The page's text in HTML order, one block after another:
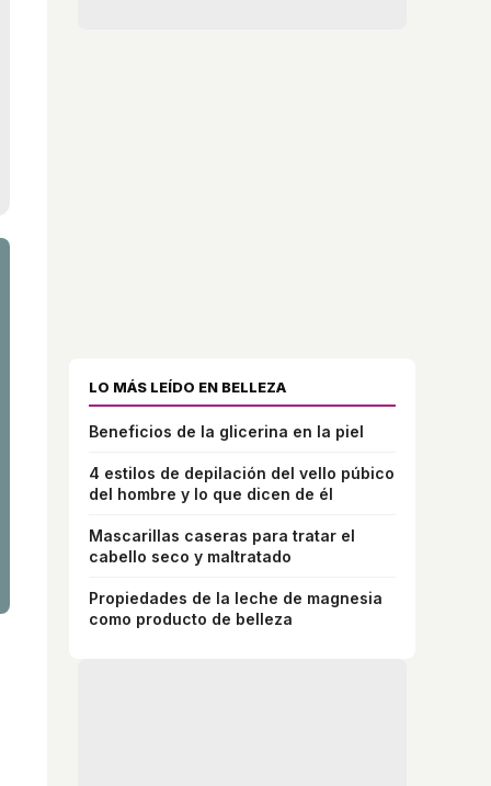
LO MÁS LEÍDO EN BELLEZA
Beneficios de la glicerina en la piel
4 estilos de depilación del vello púbico
del hombre y lo que dicen de él
Mascarillas caseras para tratar el
cabello seco y maltratado
Propiedades de la leche de magnesia
como producto de belleza